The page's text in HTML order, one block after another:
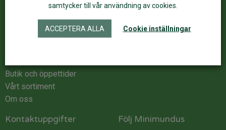
Kundservice
Kontakta oss
Butik och öppettider
Vårt sortiment
Om oss
Kontaktuppgifter Följ Minimundus
samtycker till vår användning av cookies.
ACCEPTERA ALLA Cookie inställningar